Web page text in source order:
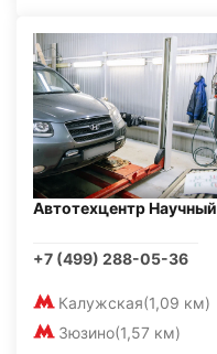
Автотехцентр Научный
+7 (499) 288-05-36
Калужская(1,09 км)
Зюзино(1,57 км)